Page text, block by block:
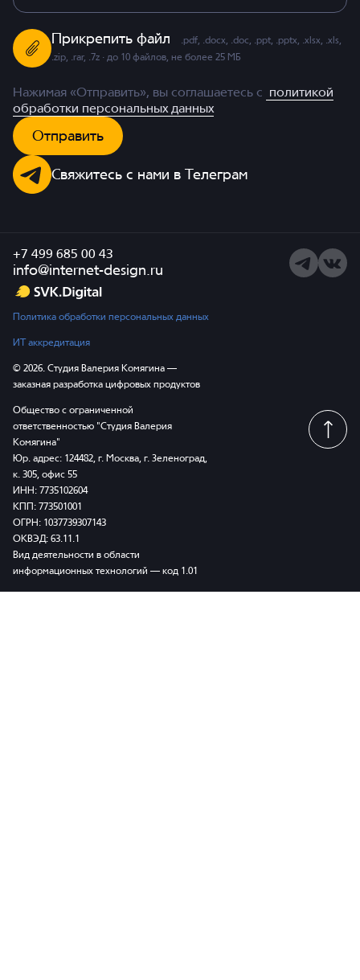
Прикрепить файл
.pdf, .docx, .doc, .ppt, .pptx, .xlsx, .xls,
.zip, .rar, .7z · до 10 файлов, не более 25 МБ
Нажимая «Отправить», вы соглашаетесь с политикой
обработки персональных данных
Отправить
Свяжитесь с нами в Телеграм
Политика обработки персональных данных
ИТ аккредитация
© 2026. Студия Валерия Комягина —
заказная разработка цифровых продуктов
Общество с ограниченной
ответственностью "Студия Валерия
Комягина"
Юр. адрес: 124482, г. Москва, г. Зеленоград,
к. 305, офис 55
ИНН: 7735102604
КПП: 773501001
ОГРН: 1037739307143
ОКВЭД: 63.11.1
Вид деятельности в области
информационных технологий — код 1.01
+7 499 685 00 43
info@internet-design.ru
Telegram